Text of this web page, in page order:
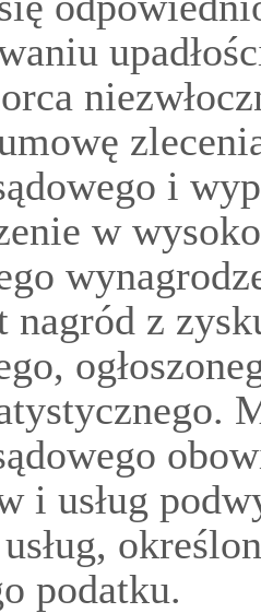
i
w
nagród z
i usług
podatku.